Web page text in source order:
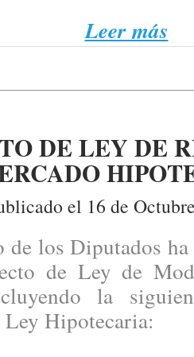
Leer más
DE LEY DE
el 16 de
los Diputados ha
de Ley de
la
Hipotecaria: